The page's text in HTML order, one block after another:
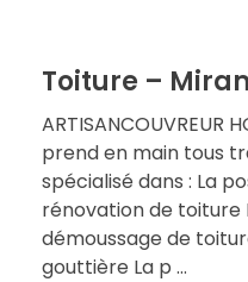
Toiture –
ARTISANCOUVREUR
prend en main tous
spécialisé dans : La
rénovation de toiture
démoussage de
gouttière La p ...